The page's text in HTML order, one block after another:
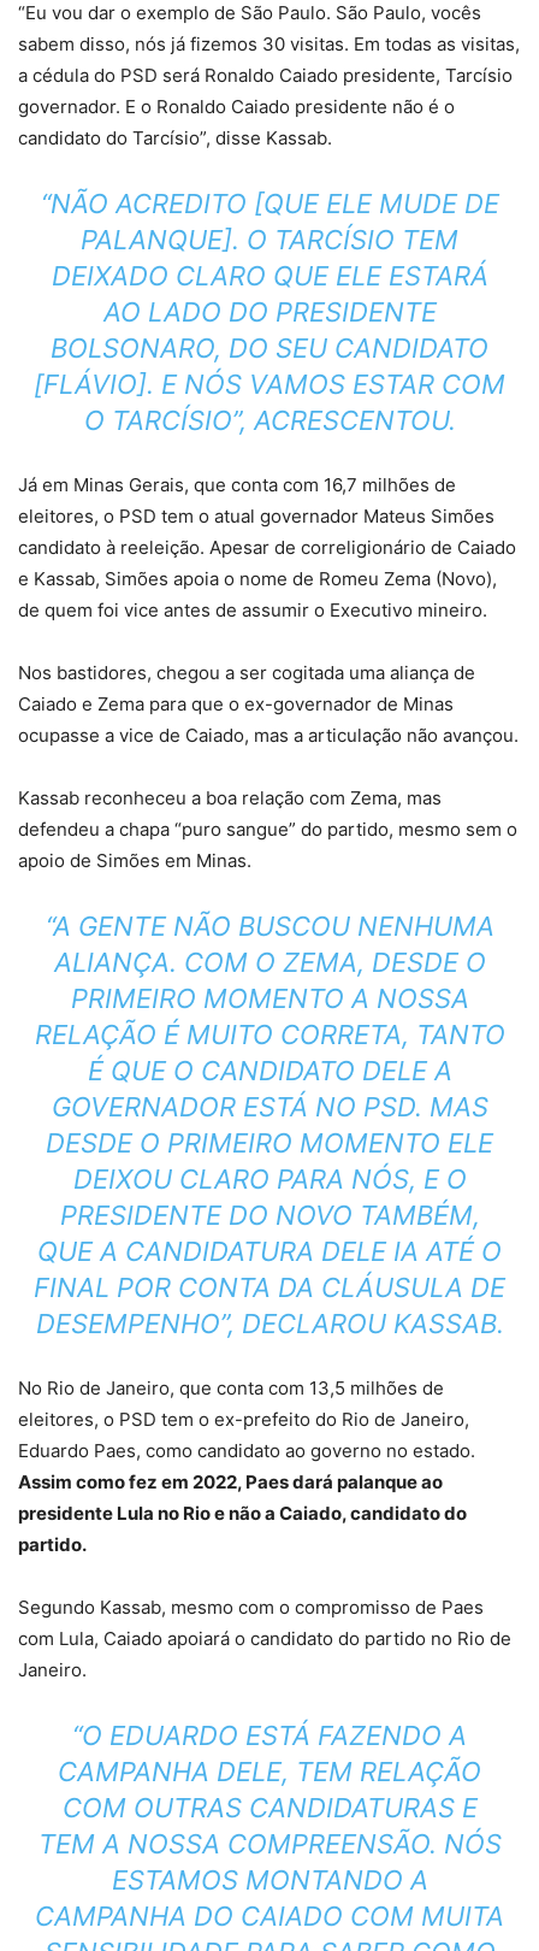
“Eu vou dar o exemplo de São Paulo. São Paulo, vocês
sabem disso, nós já fizemos 30 visitas. Em todas as visitas,
a cédula do PSD será Ronaldo Caiado presidente, Tarcísio
governador. E o Ronaldo Caiado presidente não é o
candidato do Tarcísio”, disse Kassab.
“NÃO ACREDITO [QUE ELE MUDE DE
PALANQUE]. O TARCÍSIO TEM
DEIXADO CLARO QUE ELE ESTARÁ
AO LADO DO PRESIDENTE
BOLSONARO, DO SEU CANDIDATO
[FLÁVIO]. E NÓS VAMOS ESTAR COM
O TARCÍSIO”, ACRESCENTOU.
Já em Minas Gerais, que conta com 16,7 milhões de
eleitores, o PSD tem o atual governador Mateus Simões
candidato à reeleição. Apesar de correligionário de Caiado
e Kassab, Simões apoia o nome de Romeu Zema (Novo),
de quem foi vice antes de assumir o Executivo mineiro.
Nos bastidores, chegou a ser cogitada uma aliança de
Caiado e Zema para que o ex-governador de Minas
ocupasse a vice de Caiado, mas a articulação não avançou.
Kassab reconheceu a boa relação com Zema, mas
defendeu a chapa “puro sangue” do partido, mesmo sem o
apoio de Simões em Minas.
“A GENTE NÃO BUSCOU NENHUMA
ALIANÇA. COM O ZEMA, DESDE O
PRIMEIRO MOMENTO A NOSSA
RELAÇÃO É MUITO CORRETA, TANTO
É QUE O CANDIDATO DELE A
GOVERNADOR ESTÁ NO PSD. MAS
DESDE O PRIMEIRO MOMENTO ELE
DEIXOU CLARO PARA NÓS, E O
PRESIDENTE DO NOVO TAMBÉM,
QUE A CANDIDATURA DELE IA ATÉ O
FINAL POR CONTA DA CLÁUSULA DE
DESEMPENHO”, DECLAROU KASSAB.
No Rio de Janeiro, que conta com 13,5 milhões de
eleitores, o PSD tem o ex-prefeito do Rio de Janeiro,
Eduardo Paes, como candidato ao governo no estado.
Assim como fez em 2022, Paes dará palanque ao
presidente Lula no Rio e não a Caiado, candidato do
partido.
Segundo Kassab, mesmo com o compromisso de Paes
com Lula, Caiado apoiará o candidato do partido no Rio de
Janeiro.
“O EDUARDO ESTÁ FAZENDO A
CAMPANHA DELE, TEM RELAÇÃO
COM OUTRAS CANDIDATURAS E
TEM A NOSSA COMPREENSÃO. NÓS
ESTAMOS MONTANDO A
CAMPANHA DO CAIADO COM MUITA